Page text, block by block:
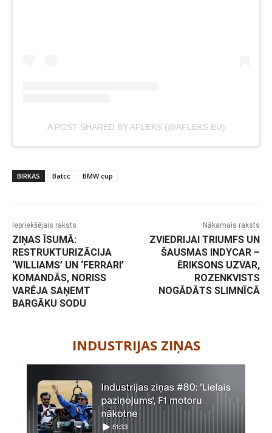
A POST SHARED BY AFLEKS (@AFLEKS.EU)
BIRKAS Batcc BMW cup
Iepriekšējais raksts
ZIŅAS ĪSUMĀ:
RESTRUKTURIZĀCIJA
‘WILLIAMS’ UN ‘FERRARI’
KOMANDĀS, NORISS
VARĒJA SAŅEMT
BARGĀKU SODU
Nākamais raksts
ZVIEDRIJAI TRIUMFS UN
ŠAUSMAS INDYCAR –
ĒRIKSONS UZVAR,
ROZENKVISTS
NOGĀDĀTS SLIMNĪCĀ
INDUSTRIJAS ZIŅAS